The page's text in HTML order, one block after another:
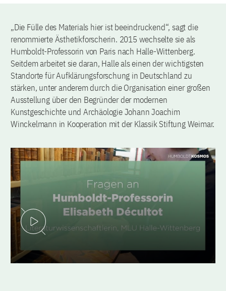
„Die Fülle des Materials hier ist beeindruckend“, sagt die
renommierte Ästhetikforscherin. 2015 wechselte sie als
Humboldt-Professorin von Paris nach Halle-Wittenberg.
Seitdem arbeitet sie daran, Halle als einen der wichtigsten
Standorte für Aufklärungsforschung in Deutschland zu
stärken, unter anderem durch die Organisation einer großen
Ausstellung über den Begründer der modernen
Kunstgeschichte und Archäologie Johann Joachim
Winckelmann in Kooperation mit der Klassik Stiftung Weimar.
Video abspielen